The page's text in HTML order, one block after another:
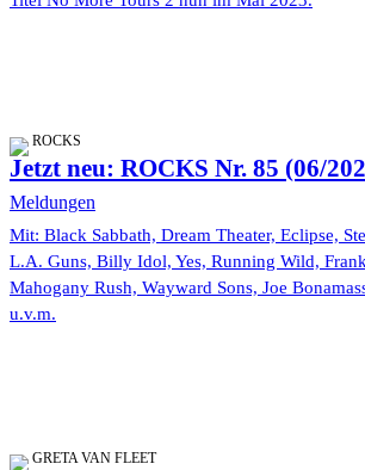
ROCKS
Jetzt neu: ROCKS Nr. 85 (06/
Meldungen
Mit: Black Sabbath, Dream Theater, Eclipse,
L.A. Guns, Billy Idol, Yes, Running Wild,
Mahogany Rush, Wayward Sons, Joe
u.v.m.
GRETA VAN FLEET